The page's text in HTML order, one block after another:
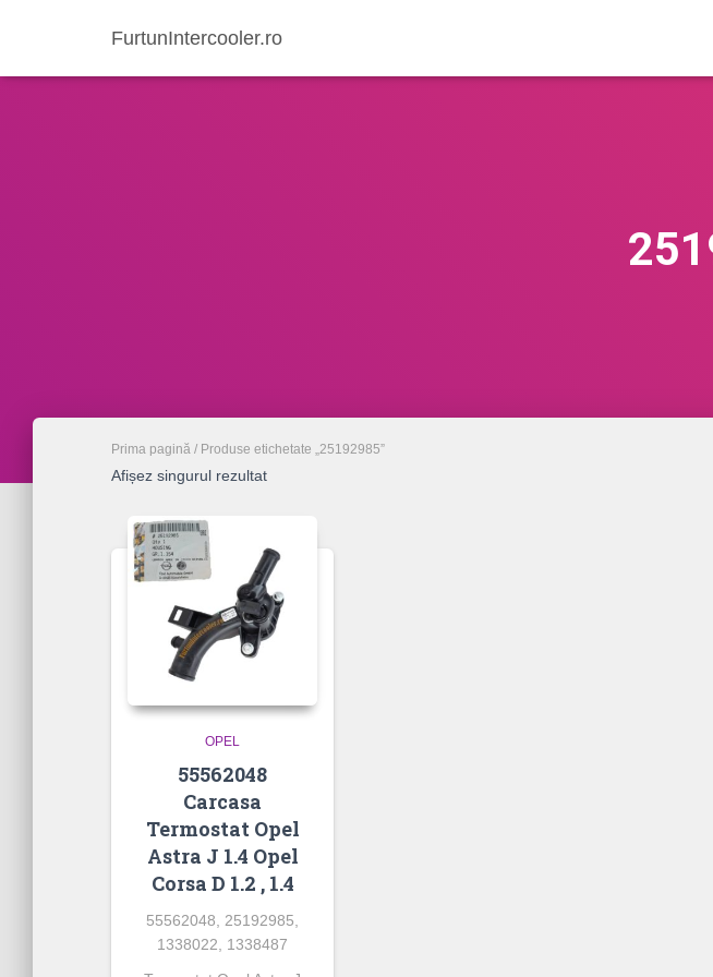
FurtunIntercooler.ro
Prima pagină / Produse etichetate „25192985”
Afișez singurul rezultat
OPEL
55562048
Carcasa
Termostat Opel
Astra J 1.4 Opel
Corsa D 1.2 , 1.4
55562048, 25192985,
1338022, 1338487